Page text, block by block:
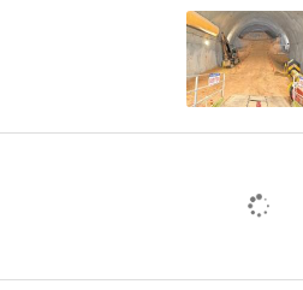
鸡监管分局